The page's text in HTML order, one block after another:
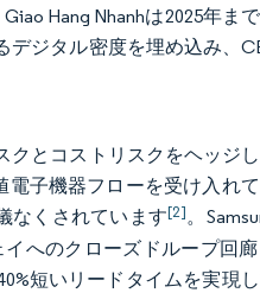
Hang Nhanhは2025年ま
ジタル密度を埋め込み、
とコストリスクをヘッジ
子機器フローを受け入れ
なくされています[2]。
へのクローズドループ回
短いリードタイムを実現